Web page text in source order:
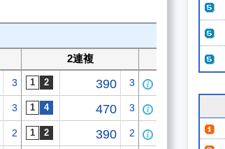
2連複
3 390 3
3 470 3
2 390 2